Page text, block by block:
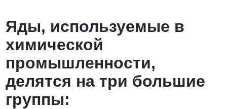
Яды, используемые в
химической
промышленности,
делятся на три большие
группы: